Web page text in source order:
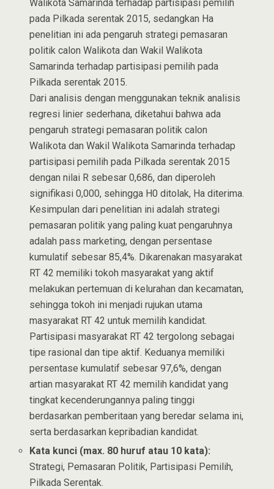
Walikota Samarinda terhadap partisipasi pemilih
pada Pilkada serentak 2015, sedangkan Ha
penelitian ini ada pengaruh strategi pemasaran
politik calon Walikota dan Wakil Walikota
Samarinda terhadap partisipasi pemilih pada
Pilkada serentak 2015.
Dari analisis dengan menggunakan teknik analisis
regresi linier sederhana, diketahui bahwa ada
pengaruh strategi pemasaran politik calon
Walikota dan Wakil Walikota Samarinda terhadap
partisipasi pemilih pada Pilkada serentak 2015
dengan nilai R sebesar 0,686, dan diperoleh
signifikasi 0,000, sehingga H0 ditolak, Ha diterima.
Kesimpulan dari penelitian ini adalah strategi
pemasaran politik yang paling kuat pengaruhnya
adalah pass marketing, dengan persentase
kumulatif sebesar 85,4%. Dikarenakan masyarakat
RT 42 memiliki tokoh masyarakat yang aktif
melakukan pertemuan di kelurahan dan kecamatan,
sehingga tokoh ini menjadi rujukan utama
masyarakat RT 42 untuk memilih kandidat.
Partisipasi masyarakat RT 42 tergolong sebagai
tipe rasional dan tipe aktif. Keduanya memiliki
persentase kumulatif sebesar 97,6%, dengan
artian masyarakat RT 42 memilih kandidat yang
tingkat kecenderungannya paling tinggi
berdasarkan pemberitaan yang beredar selama ini,
serta berdasarkan kepribadian kandidat.
Kata kunci (max. 80 huruf atau 10 kata):
Strategi, Pemasaran Politik, Partisipasi Pemilih,
Pilkada Serentak.